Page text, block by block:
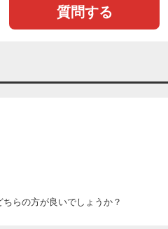
質問する
らの方が良いでしょうか？